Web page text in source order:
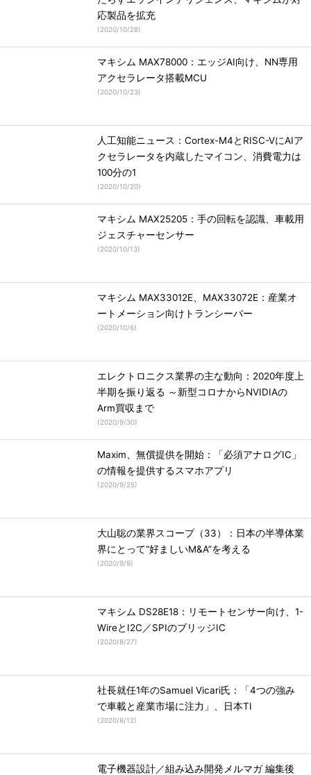
応製品を拡充
(2020/10/28)
マキシム MAX78000：エッジAI向け、NN専用
アクセラレータ搭載MCU
(2020/10/23)
人工知能ニュース：Cortex-M4とRISC-VにAIア
クセラレータを内蔵したマイコン、消費電力は
100分の1
(2020/10/20)
マキシム MAX25205：手の回転を認識、車載用
ジェスチャーセンサー
(2020/10/13)
マキシム MAX33012E、MAX33072E：産業オ
ートメーション向けトランシーバー
(2020/10/6)
エレクトロニクス業界の主な動向：2020年度上
半期を振り返る ～新型コロナからNVIDIAの
Arm買収まで
(2020/9/30)
Maxim、無償提供を開始：「必須アナログIC」
の情報を提供するスマホアプリ
(2020/9/25)
大山聡の業界スコープ（33）：日本の半導体業
界にとって“好ましいM&A”を考える
(2020/9/9)
マキシム DS28E18：リモートセンサー向け、1-
WireとI2C／SPIのブリッジIC
(2020/8/27)
社長就任1年のSamuel Vicari氏：「4つの強み
で車載と産業市場に注力」、日本TI
(2020/8/12)
電子機器設計／組み込み開発メルマガ 編集後